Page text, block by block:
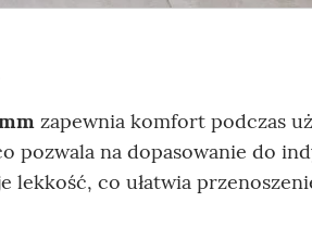
zapewnia komfort podczas
pozwala na dopasowanie do
lekkość, co ułatwia